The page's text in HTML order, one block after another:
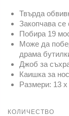
Твърда
Закопчава се
Побира 19
Може да
драма
Джоб за
Каишка за
Размери: 13
КОЛИЧЕСТВО